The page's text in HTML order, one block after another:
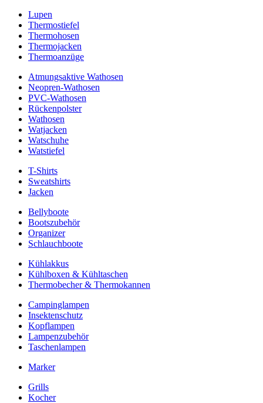
Lupen
Thermostiefel
Thermohosen
Thermojacken
Thermoanzüge
Atmungsaktive Wathosen
Neopren-Wathosen
PVC-Wathosen
Rückenpolster
Wathosen
Watjacken
Watschuhe
Watstiefel
T-Shirts
Sweatshirts
Jacken
Bellyboote
Bootszubehör
Organizer
Schlauchboote
Kühlakkus
Kühlboxen & Kühltaschen
Thermobecher & Thermokannen
Campinglampen
Insektenschutz
Kopflampen
Lampenzubehör
Taschenlampen
Marker
Grills
Kocher